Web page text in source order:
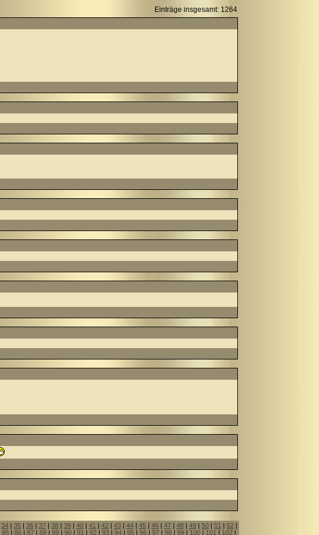
Einträge insgesamt: 1264
34 | 35 | 36 | 37 | 38 | 39 | 40 | 41 | 42 | 43 | 44 | 45 | 46 | 47 | 48 | 49 | 50 | 51 | 52 |
85| 86| 87| 88| 89| 90| 91 | 92| 93| 94| 95| 96| 97| 98| 99| 100| 101 | 102|